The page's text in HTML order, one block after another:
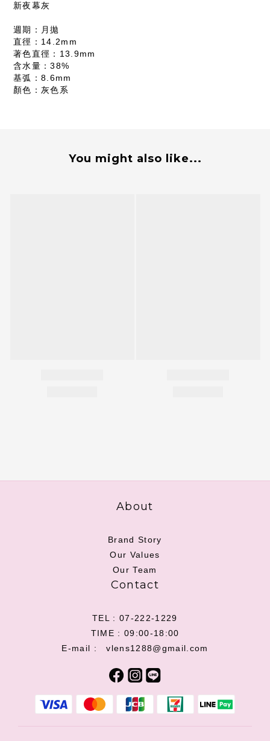
新夜幕灰
週期：月拋
直徑：14.2mm
著色直徑：13.9mm
含水量：38%
基弧：8.6mm
顏色：灰色系
You might also like...
About
Brand Story
Our Values
Our Team
Contact
TEL : 07-222-1229
TIME : 09:00-18:00
E-mail : vlens1288@gmail.com